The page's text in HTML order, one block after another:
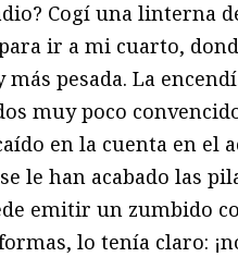
Cogí una linterna
ir a mi cuarto,
más pesada. La
muy poco
en la cuenta en el
le han acabado las
emitir un zumbido
lo tenía claro: